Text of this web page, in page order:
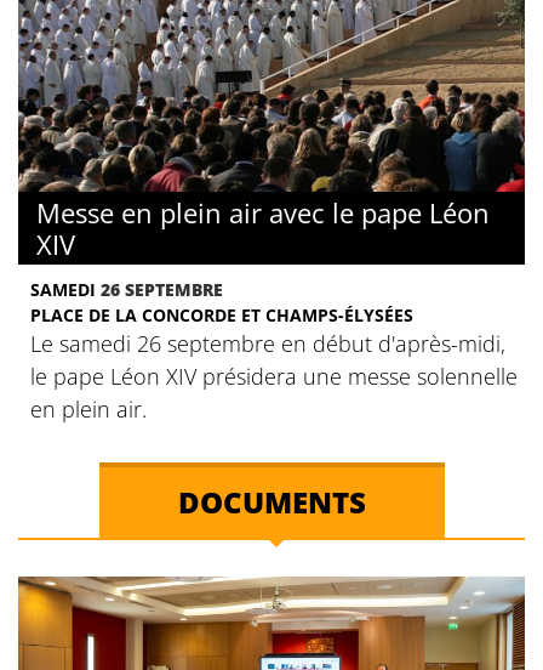
Messe en plein air avec le pape Léon
XIV
SAMEDI 26 SEPTEMBRE
PLACE DE LA CONCORDE ET CHAMPS-ÉLYSÉES
Le samedi 26 septembre en début d'après-midi,
le pape Léon XIV présidera une messe solennelle
en plein air.
DOCUMENTS